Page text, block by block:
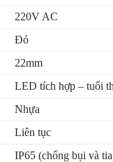
220V AC
Đỏ
22mm
LED tích hợp – tuổi
Nhựa
Liên tục
IP65 (chống bụi và